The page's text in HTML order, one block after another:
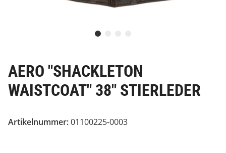
AERO "SHACKLETON
WAISTCOAT" 38" STIERLEDER
Artikelnummer:01100225-0003